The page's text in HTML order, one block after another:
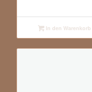
In den Warenkorb